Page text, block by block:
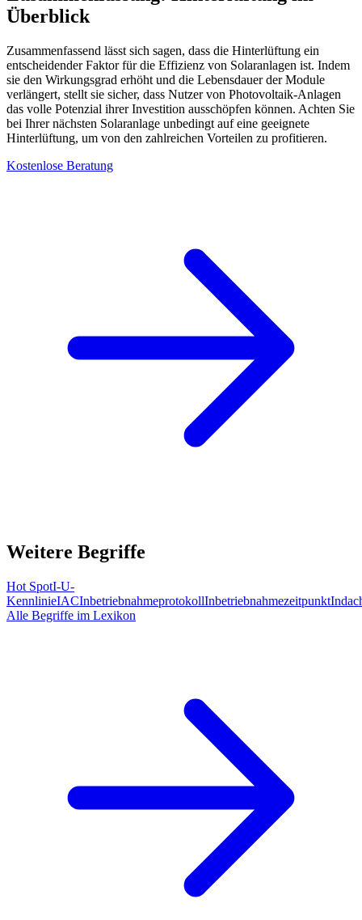
Überblick
Zusammenfassend lässt sich sagen, dass die Hinterlüftung ein
entscheidender Faktor für die Effizienz von Solaranlagen ist. Indem
sie den Wirkungsgrad erhöht und die Lebensdauer der Module
verlängert, stellt sie sicher, dass Nutzer von Photovoltaik-Anlagen
das volle Potenzial ihrer Investition ausschöpfen können. Achten Sie
bei Ihrer nächsten Solaranlage unbedingt auf eine geeignete
Hinterlüftung, um von den zahlreichen Vorteilen zu profitieren.
Kostenlose Beratung
Weitere Begriffe
Hot SpotI-U-
KennlinieIACInbetriebnahmeprotokollInbetriebnahmezeitpunkt
Alle Begriffe im Lexikon